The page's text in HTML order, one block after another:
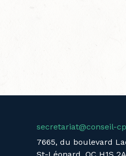
secretariat@conseil-
7665, du boulevard